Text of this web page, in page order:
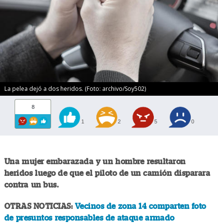
La pelea dejó a dos heridos. (Foto: archivo/Soy502)
8
1 2 5 0
Una mujer embarazada y un hombre resultaron
heridos luego de que el piloto de un camión disparara
contra un bus.
OTRAS NOTICIAS: Vecinos de zona 14 comparten foto
de presuntos responsables de ataque armado